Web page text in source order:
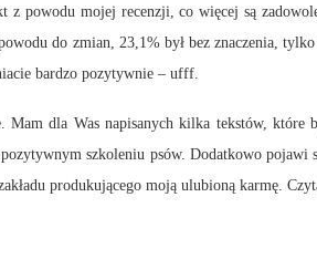
z powodu mojej recenzji, co więcej są
powodu do zmian, 23,1% był bez znaczenia,
bardzo pozytywnie – ufff.
dla Was napisanych kilka tekstów, które
szkoleniu psów. Dodatkowo pojawi
produkującego moją ulubioną karmę.